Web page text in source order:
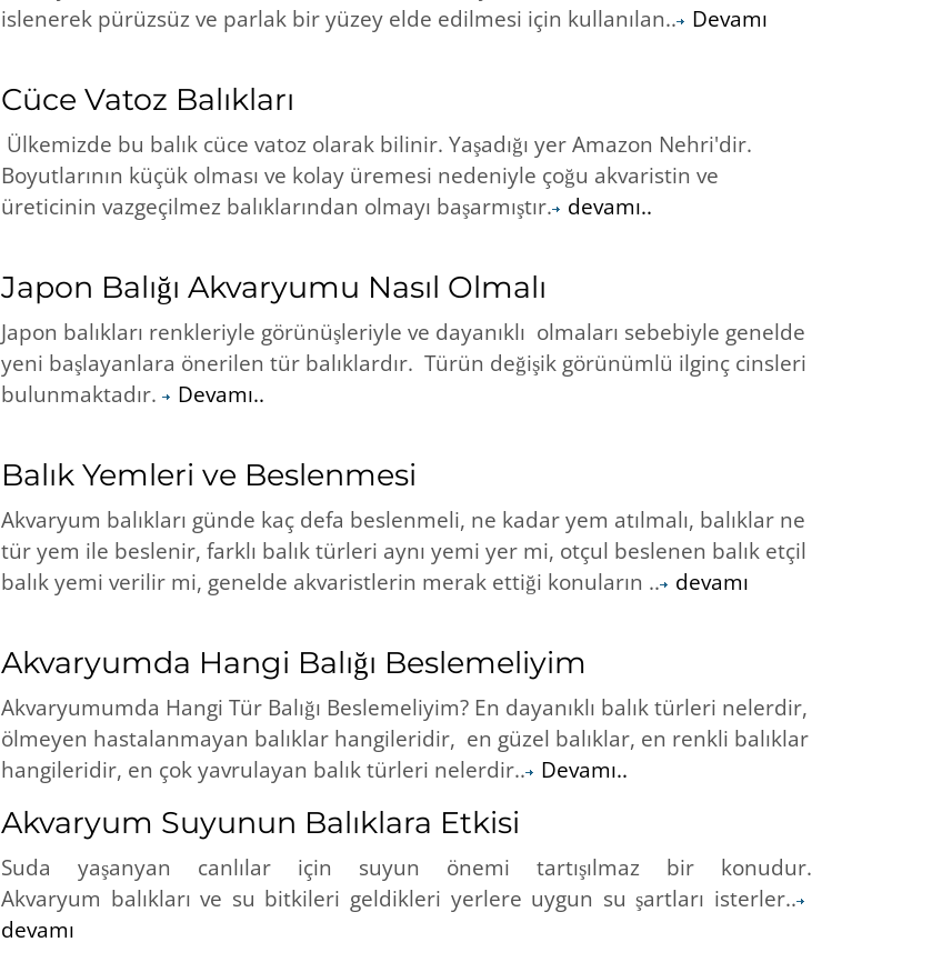
islenerek pürüzsüz ve parlak bir yüzey elde edilmesi için kullanılan.. Devamı
Cüce Vatoz Balıkları
Ülkemizde bu balık cüce vatoz olarak bilinir. Yaşadığı yer Amazon Nehri'dir.
Boyutlarının küçük olması ve kolay üremesi nedeniyle çoğu akvaristin ve
üreticinin vazgeçilmez balıklarından olmayı başarmıştır. devamı..
Japon Balığı Akvaryumu Nasıl Olmalı
Japon balıkları renkleriyle görünüşleriyle ve dayanıklı olmaları sebebiyle genelde
yeni başlayanlara önerilen tür balıklardır. Türün değişik görünümlü ilginç cinsleri
bulunmaktadır.
Devamı..
Balık Yemleri ve Beslenmesi
Akvaryum balıkları günde kaç defa beslenmeli, ne kadar yem atılmalı, balıklar ne
tür yem ile beslenir, farklı balık türleri aynı yemi yer mi, otçul beslenen balık etçil
balık yemi verilir mi, genelde akvaristlerin merak ettiği konuların .. devamı
Akvaryumda Hangi Balığı Beslemeliyim
Akvaryumumda Hangi Tür Balığı Beslemeliyim? En dayanıklı balık türleri nelerdir,
ölmeyen hastalanmayan balıklar hangileridir, en güzel balıklar, en renkli balıklar
hangileridir, en çok yavrulayan balık türleri nelerdir.. Devamı..
Akvaryum Suyunun Balıklara Etkisi
Suda yaşanyan canlılar için suyun önemi tartışılmaz bir konudur.
Akvaryum balıkları ve su bitkileri geldikleri yerlere uygun su şartları isterler..
devamı